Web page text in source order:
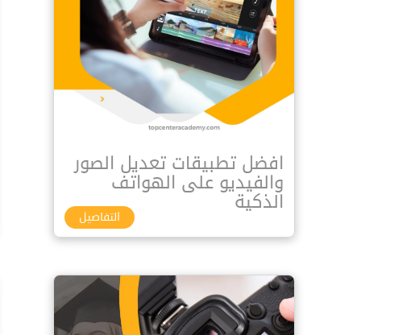
افضل تطبيقات تعديل الصور
والفيديو على الهواتف
الذكية التفاصيل